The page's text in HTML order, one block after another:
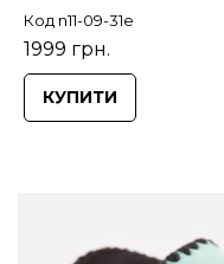
Код n11-09-31e
1999 грн.
КУПИТИ